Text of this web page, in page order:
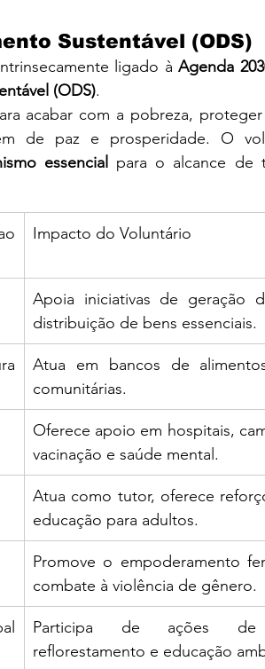
Sustentável (ODS)
ligado à Agenda
(ODS).
acabar com a pobreza,
de paz e prosperidade. O
essencial
para o alcance de
Impacto do Voluntário
Apoia iniciativas de geração
distribuição de bens essenciais.
Atua em bancos de
comunitárias.
Oferece apoio em hospitais,
vacinação e saúde mental.
Atua como tutor, oferece
educação para adultos.
Promove o empoderamento
combate à violência de gênero.
Participa de ações de
reflorestamento e educação